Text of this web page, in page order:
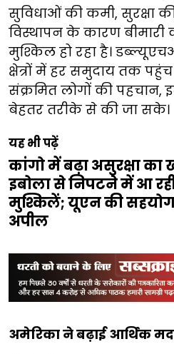
सुविधाओं की कमी, सुरक्षा
विस्थापन के कारण बीमारी
मुश्किल हो रहा है।
क्षेत्रों में हर समुदाय तक
संक्रमित लोगों की पहचान,
बेहतर तरीके से की जा सके।
यह भी पढ़ें
कांगो में बढ़ा असुरक्षा का
इबोला से निपटने में आ
मुश्किलें; यूएन की
अपील
अमेरिका ने बढ़ाई आर्थिक